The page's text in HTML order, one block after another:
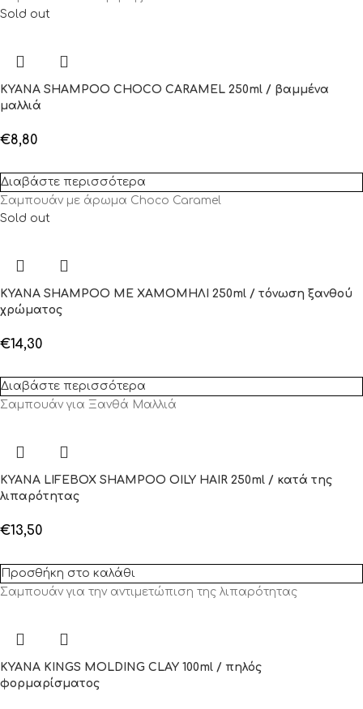
Sold out
KYANA SHAMPOO CHOCO CARAMEL 250ml / βαμμένα
μαλλιά
€8,80
Διαβάστε περισσότερα
Σαμπουάν με άρωμα Choco Caramel
Sold out
KYANA SHAMPOO ΜΕ ΧΑΜΟΜΗΛΙ 250ml / τόνωση ξανθού
χρώματος
€14,30
Διαβάστε περισσότερα
Σαμπουάν για Ξανθά Μαλλιά
KYANA LIFEBOX SHAMPOO OILY HAIR 250ml / κατά της
λιπαρότητας
€13,50
Προσθήκη στο καλάθι
Σαμπουάν για την αντιμετώπιση της λιπαρότητας
KYANA KINGS MOLDING CLAY 100ml / πηλός
φορμαρίσματος